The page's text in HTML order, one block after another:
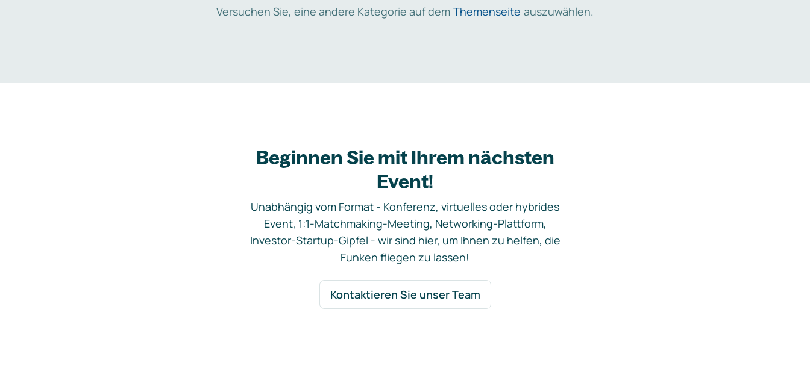
Versuchen Sie, eine andere Kategorie auf dem Themenseite auszuwählen.
Beginnen Sie mit Ihrem nächsten
Event!
Unabhängig vom Format - Konferenz, virtuelles oder hybrides
Event, 1:1-Matchmaking-Meeting, Networking-Plattform,
Investor-Startup-Gipfel - wir sind hier, um Ihnen zu helfen, die
Funken fliegen zu lassen!
Kontaktieren Sie unser Team